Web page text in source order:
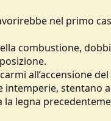
nel primo
combustione,
all’accensione
stentano
legna